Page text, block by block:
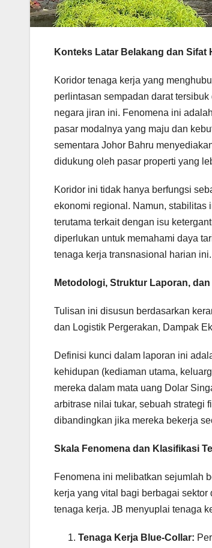
Konteks Latar Belakang dan Sifat
Koridor tenaga kerja yang
perlintasan sempadan darat
negara jiran ini. Fenomena ini
pasar modalnya yang maju dan
sementara Johor Bahru
didukung oleh pasar properti yang
Koridor ini tidak hanya berfungsi
ekonomi regional. Namun, stabilitas
terutama terkait dengan isu
diperlukan untuk memahami daya
tenaga kerja transnasional harian ini.
Metodologi, Struktur Laporan,
Tulisan ini disusun berdasarkan
dan Logistik Pergerakan, Dampak
Definisi kunci dalam laporan ini
kehidupan (kediaman utama,
mereka dalam mata uang Dolar
arbitrase nilai tukar, sebuah strategi
dibandingkan jika mereka bekerja
Skala Fenomena dan Klasifikasi
Fenomena ini melibatkan sejumlah
kerja yang vital bagi berbagai
tenaga kerja. JB menyuplai tenaga
Tenaga Kerja Blue-Collar: